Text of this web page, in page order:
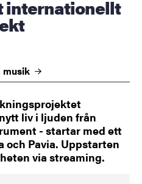
musik
liv i ljuden från
- startar med ett
och Pavia. Uppstarten
via streaming.